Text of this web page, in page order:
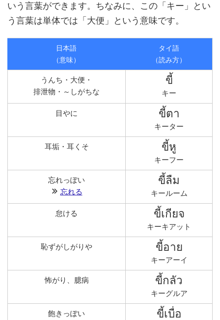
いう言葉ができます。ちなみに、この「キー」とい
う言葉は単体では「大便」という意味です。
日本語
（意味）
タイ語
（読み方）
うんち・大便・
排泄物・～しがちな
ขี้
キー
目やに ขี้ตา
キーター
耳垢・耳くそ ขี้หู
キーフー
忘れっぽい
忘れる
ขี้ลืม
キールーム
怠ける ขี้เกียจ
キーキアット
恥ずがしがりや ขี้อาย
キーアーイ
怖がり、臆病 ขี้กลัว
キーグルア
飽きっぽい ขี้เบื่อ